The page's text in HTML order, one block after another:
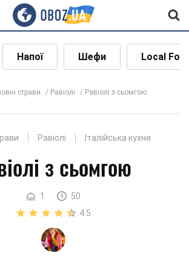
Напої Шефи Local
страви Равіолі Равіолі з сьомгою
Равіолі Італійська кухня
з сьомгою
1
50
4.5